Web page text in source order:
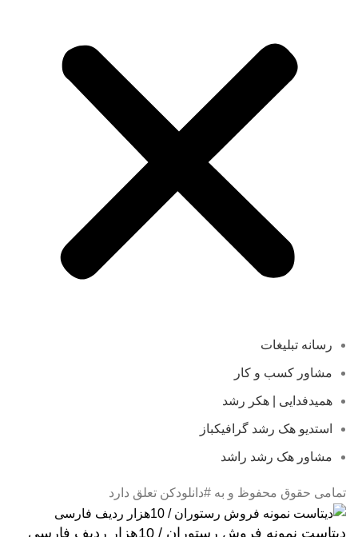
رسانه تبلیغات
مشاور کسب و کار
همیدفدایی | هکر رشد
استدیو هک رشد گرافیکباز
مشاور هک رشد راشد
تمامی حقوق محفوظ و به #دانلودکن تعلق دارد
دیتاست نمونه فروش رستوران / 10هزار ردیف فارسی